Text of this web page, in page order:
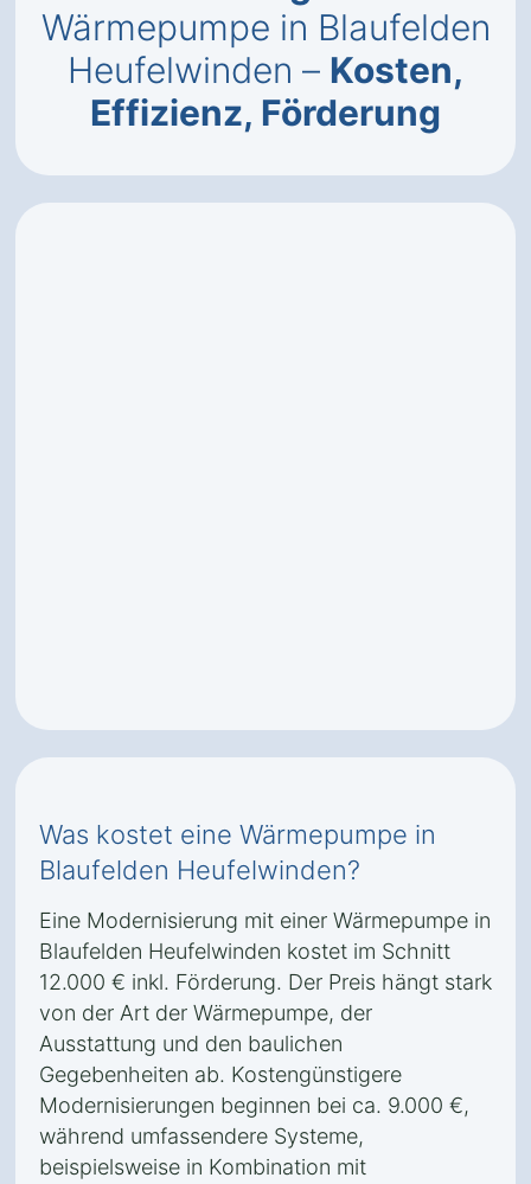
Wärmepumpe in Blaufelden
Heufelwinden – Kosten,
Effizienz, Förderung
Was kostet eine Wärmepumpe in
Blaufelden Heufelwinden?
Eine Modernisierung mit einer Wärmepumpe in
Blaufelden Heufelwinden kostet im Schnitt
12.000 € inkl. Förderung. Der Preis hängt stark
von der Art der Wärmepumpe, der
Ausstattung und den baulichen
Gegebenheiten ab. Kostengünstigere
Modernisierungen beginnen bei ca. 9.000 €,
während umfassendere Systeme,
beispielsweise in Kombination mit